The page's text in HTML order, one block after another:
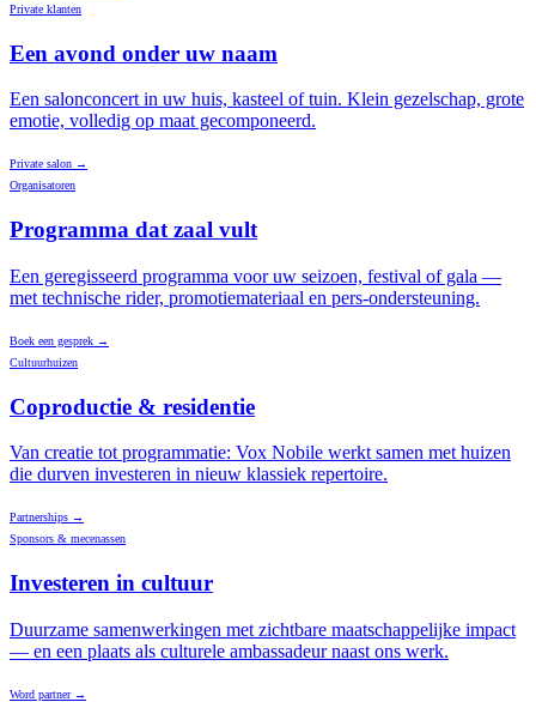
Private klanten
Een avond onder uw naam
Een salonconcert in uw huis, kasteel of tuin. Klein gezelschap, grote
emotie, volledig op maat gecomponeerd.
Private salon →
Organisatoren
Programma dat zaal vult
Een geregisseerd programma voor uw seizoen, festival of gala —
met technische rider, promotiemateriaal en pers-ondersteuning.
Boek een gesprek →
Cultuurhuizen
Coproductie & residentie
Van creatie tot programmatie: Vox Nobile werkt samen met huizen
die durven investeren in nieuw klassiek repertoire.
Partnerships →
Sponsors & mecenassen
Investeren in cultuur
Duurzame samenwerkingen met zichtbare maatschappelijke impact
— en een plaats als culturele ambassadeur naast ons werk.
Word partner→